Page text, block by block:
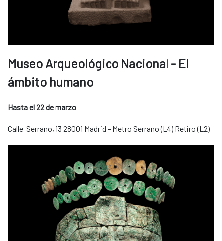
Museo Arqueológico Nacional - El
ámbito humano
Hasta el 22 de marzo
Calle Serrano, 13 28001 Madrid – Metro Serrano (L4) Retiro (L2)